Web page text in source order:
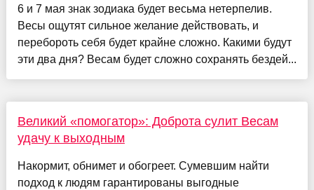
6 и 7 мая знак зодиака будет весьма нетерпелив.
Весы ощутят сильное желание действовать, и
перебороть себя будет крайне сложно. Какими будут
эти два дня? Весам будет сложно сохранять бездей...
Великий «помогатор»: Доброта сулит Весам
удачу к выходным
Накормит, обнимет и обогреет. Сумевшим найти
подход к людям гарантированы выгодные